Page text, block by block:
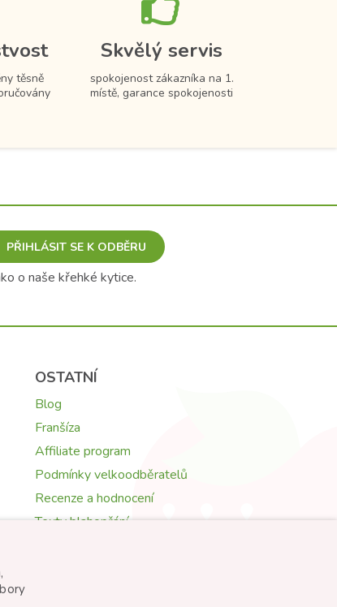
těsně
Skvělý servis
spokojenost zákazníka na 1.
místě, garance spokojenosti
PŘIHLÁSIT SE K ODBĚRU
o naše křehké kytice.
OSTATNÍ
Blog
Franšíza
Affiliate program
Podmínky velkoodběratelů
Recenze a hodnocení
Texty blahopřání